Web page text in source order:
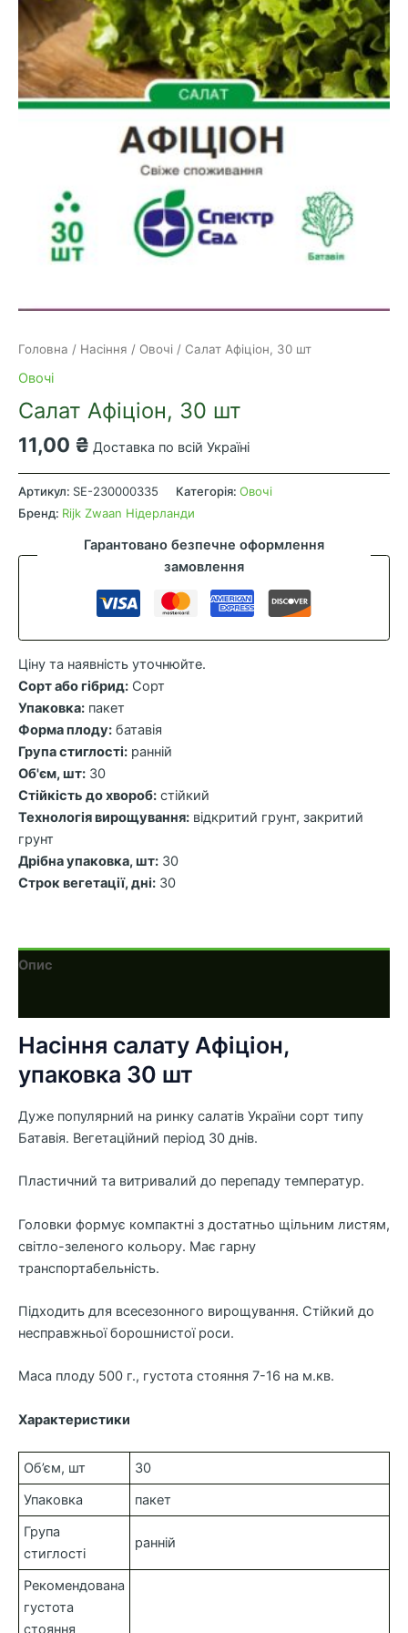
Головна / Насіння / Овочі / Салат Афіціон, 30 шт
Овочі
Салат Афіціон, 30 шт
11,00 ₴ Доставка по всій Україні
Салат
Афіціон,
30
кількість
Артикул: SE-230000335 Категорія: Овочі
Бренд: Rijk Zwaan Нідерланди
Гарантовано безпечне оформлення
замовлення
Ціну та наявність уточнюйте.
Сорт або гібрид: Сорт
Упаковка: пакет
Форма плоду: батавія
Група стиглості: ранній
Об'єм, шт: 30
Стійкість до хвороб: стійкий
Технологія вирощування: відкритий грунт, закритий
грунт
Дрібна упаковка, шт: 30
Строк вегетації, дні: 30
Опис
Насіння салату Афіціон,
упаковка 30 шт
Дуже популярний на ринку салатів України сорт типу
Батавія. Вегетаційний період 30 днів.
Пластичний та витривалий до перепаду температур.
Головки формує компактні з достатньо щільним листям,
світло-зеленого кольору. Має гарну
транспортабельність.
Підходить для всесезонного вирощування. Стійкий до
несправжньої борошнистої роси.
Маса плоду 500 г., густота стояння 7-16 на м.кв.
Характеристики
Об’єм, шт
30
Упаковка
пакет
Група
стиглості
ранній
Рекомендована
густота
стояння